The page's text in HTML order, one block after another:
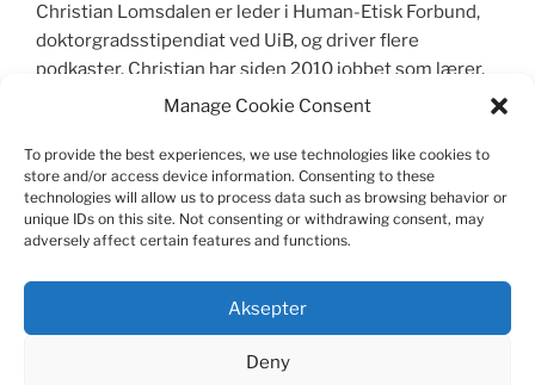
Manage Cookie Consent
To provide the best experiences, we use technologies like cookies to
store and/or access device information. Consenting to these
technologies will allow us to process data such as browsing behavior or
unique IDs on this site. Not consenting or withdrawing consent, may
adversely affect certain features and functions.
Aksepter
Deny
Christian Lomsdalen er leder i Human-Etisk Forbund,
doktorgradsstipendiat ved UiB, og driver flere
podkaster. Christian har siden 2010 jobbet som lærer,
primært sett som lektor i videregående skole og
norske aviser.